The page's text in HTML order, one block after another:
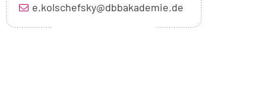
e.kolschefsky@dbbakademie.de